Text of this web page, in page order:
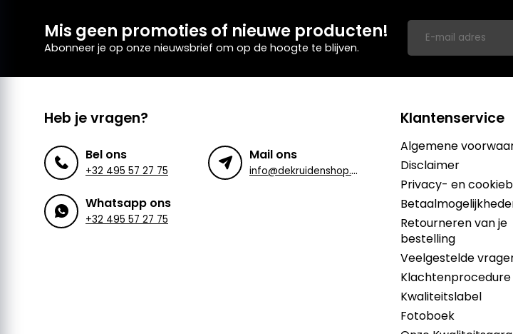
Mis geen promoties of nieuwe producten!
Abonneer je op onze nieuwsbrief om op de hoogte te blijven.
Heb je vragen?
Bel ons
+32 495 57 27 75
Mail ons
i
nfo@dekruidenshop.be
Whatsapp ons
+32 495 57 27 75
Klantenservice
Algemene
Disclaimer
Privacy- en
Retourneren van je
bestelling
Veelgestelde
Klachtenprocedure
Kwaliteitslabel
Fotoboek